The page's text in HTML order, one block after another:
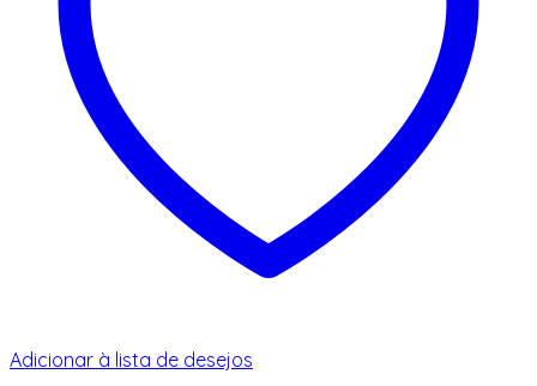
Adicionar à lista de desejos